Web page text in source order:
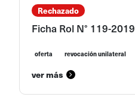
Rechazado
Ficha Rol N° 119-2019
oferta revocación unilateral
ver más